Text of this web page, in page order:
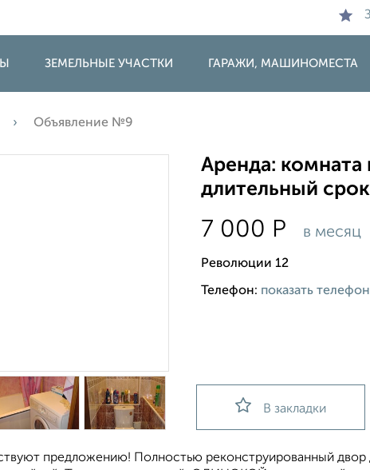
ЗЕМЕЛЬНЫЕ УЧАСТКИ ГАРАЖИ, МАШИНОМЕСТА
Объявление №9
Аренда: комната
длительный
7 000 Р в месяц
Революции 12
Телефон: показать телефон
В закладки
предложению! Полностью реконструированный двор